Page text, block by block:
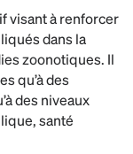
visant à renforcer
dans la
zoonotiques. Il
qu’à des
des niveaux
santé